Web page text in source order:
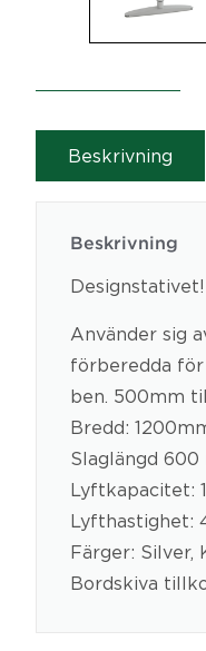
Beskrivning
Beskrivning
Designstativet!
Använder sig
förberedda
ben. 500mm
Bredd:
Slaglängd 600
Lyftkapacitet:
Lyfthastighet:
Färger: Silver,
Bordskiva